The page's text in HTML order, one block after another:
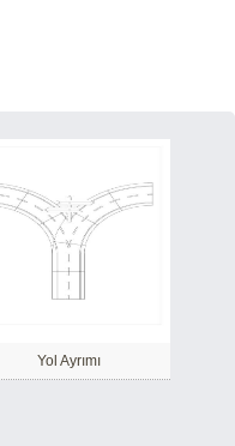
Yol Ayrımı